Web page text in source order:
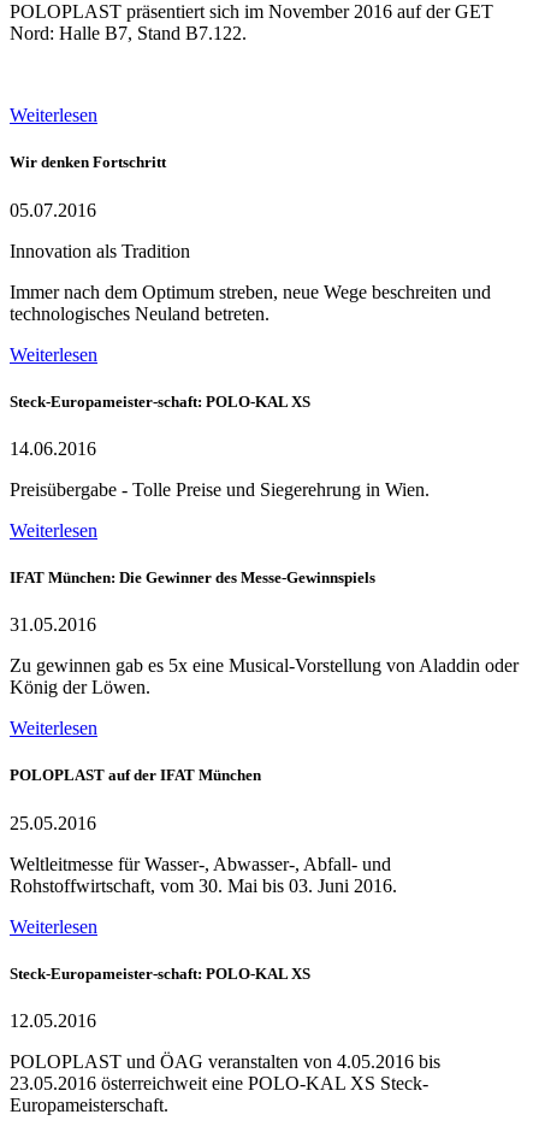
POLOPLAST präsentiert sich im November 2016 auf der GET
Nord: Halle B7, Stand B7.122.
Weiterlesen
Wir denken Fortschritt
05.07.2016
Innovation als Tradition
Immer nach dem Optimum streben, neue Wege beschreiten und
technologisches Neuland betreten.
Weiterlesen
Steck-Europameister-schaft: POLO-KAL XS
14.06.2016
Preisübergabe - Tolle Preise und Siegerehrung in Wien.
Weiterlesen
IFAT München: Die Gewinner des Messe-Gewinnspiels
31.05.2016
Zu gewinnen gab es 5x eine Musical-Vorstellung von Aladdin oder
König der Löwen.
Weiterlesen
POLOPLAST auf der IFAT München
25.05.2016
Weltleitmesse für Wasser-, Abwasser-, Abfall- und
Rohstoffwirtschaft, vom 30. Mai bis 03. Juni 2016.
Weiterlesen
Steck-Europameister-schaft: POLO-KAL XS
12.05.2016
POLOPLAST und ÖAG veranstalten von 4.05.2016 bis
23.05.2016 österreichweit eine POLO-KAL XS Steck-
Europameisterschaft.